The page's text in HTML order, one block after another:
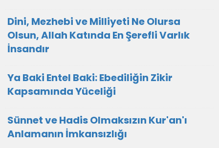
Dini, Mezhebi ve Milliyeti Ne Olursa
Olsun, Allah Katında En Şerefli Varlık
İnsandır
Ya Baki Entel Baki: Ebediliğin Zikir
Kapsamında Yüceliği
Sünnet ve Hadis Olmaksızın Kur'an'ı
Anlamanın İmkansızlığı